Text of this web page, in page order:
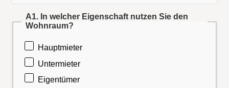
A1. In welcher Eigenschaft nutzen Sie den
Wohnraum?
Hauptmieter
Untermieter
Eigentümer